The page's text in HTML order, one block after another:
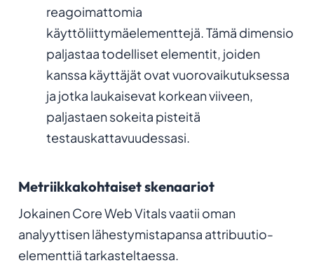
reagoimattomia
käyttöliittymäelementtejä. Tämä dimensio
paljastaa todelliset elementit, joiden
kanssa käyttäjät ovat vuorovaikutuksessa
ja jotka laukaisevat korkean viiveen,
paljastaen sokeita pisteitä
testauskattavuudessasi.
Metriikkakohtaiset skenaariot
Jokainen Core Web Vitals vaatii oman
analyyttisen lähestymistapansa attribuutio-
elementtiä tarkasteltaessa